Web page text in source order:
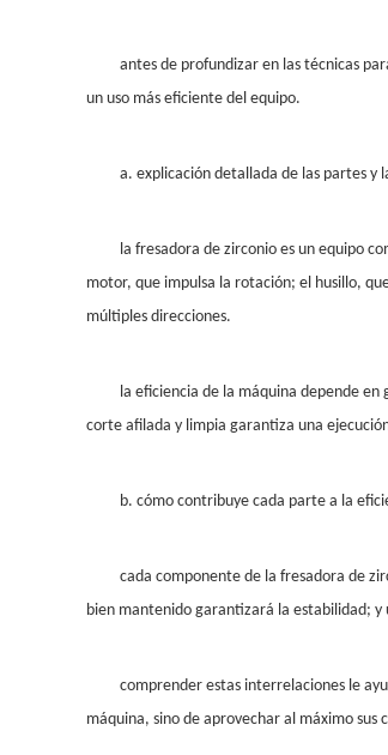
antes de profundizar en las técnicas
un uso más eficiente del equipo.
a. explicación detallada de las partes y
la fresadora de zirconio es un equipo
motor, que impulsa la rotación; el husillo,
múltiples direcciones.
la eficiencia de la máquina depende
corte afilada y limpia garantiza una
b. cómo contribuye cada parte a la
cada componente de la fresadora de
bien mantenido garantizará la estabilidad;
comprender estas interrelaciones le
máquina, sino de aprovechar al máximo sus